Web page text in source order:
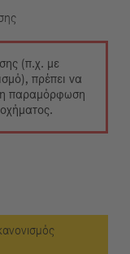
(π.χ. με
πρέπει να
παραμόρφωση